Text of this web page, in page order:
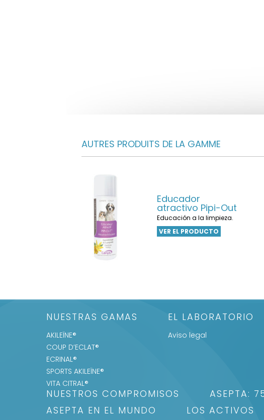
AUTRES PRODUITS DE LA GAMME
Educador
atractivo Pipi-Out
Educación a la limpieza.
VER EL PRODUCTO
NUESTRAS GAMAS
AKILEÏNE®
COUP D’ECLAT®
ECRINAL®
SPORTS AKILEÏNE®
VITA CITRAL®
EL LABORATORIO
Aviso legal
NUESTROS COMPROMISOS
ASEPTA:
ASEPTA EN EL MUNDO
LOS ACTIVOS